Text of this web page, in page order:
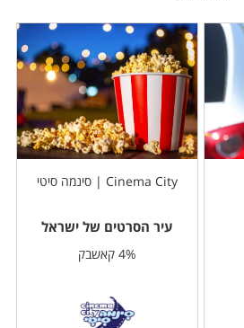
Cinema City | סינמה סיטי
עיר הסרטים של ישראל
4% קאשבק